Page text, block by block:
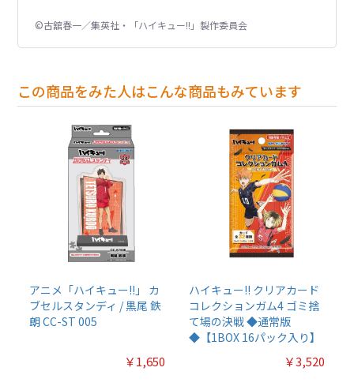
©古舘春一／集英社・「ハイキュー!!」製作委員会
この商品をみた人はこんな商品もみています
アニメ「ハイキュー!!」 カ
ブセルスタンディ / 黒尾 鉄
朗 CC-ST 005
￥1,650
ハイキュー!! クリアカード
コレクションガム4 ゴミ捨
て場の決戦 ◆通常版
◆【1BOX 16パック入り】
￥3,520